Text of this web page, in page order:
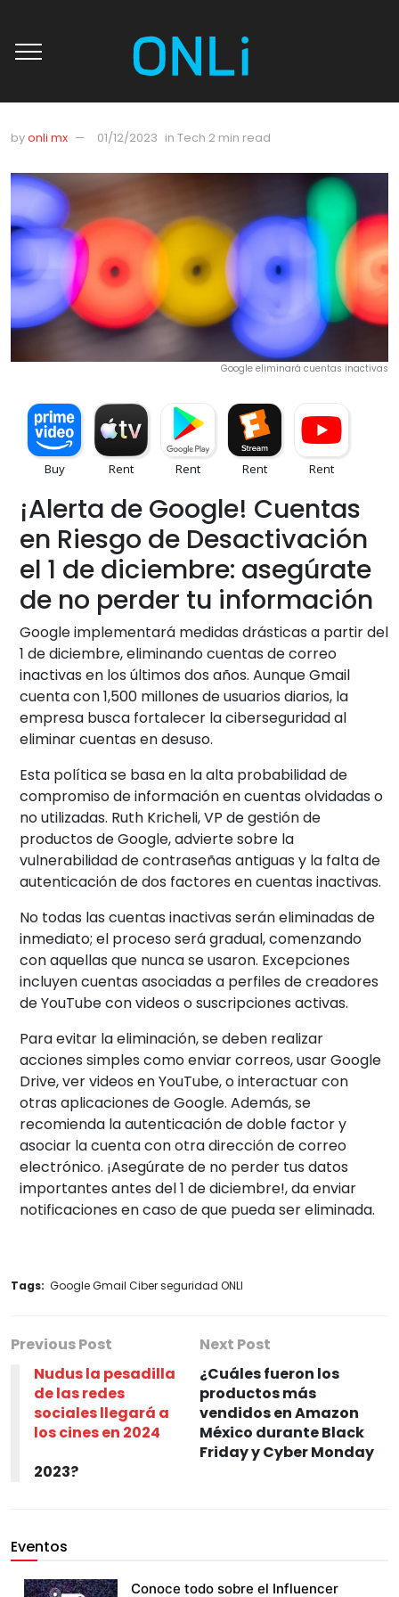
byonli mx 01/12/2023 in Tech 2 min read
Google eliminará cuentas inactivas
¡Alerta de Google! Cuentas
en Riesgo de Desactivación
el 1 de diciembre: asegúrate
de no perder tu información
Google implementará medidas drásticas a partir del
1 de diciembre, eliminando cuentas de correo
inactivas en los últimos dos años. Aunque Gmail
cuenta con 1,500 millones de usuarios diarios, la
empresa busca fortalecer la ciberseguridad al
eliminar cuentas en desuso.
Esta política se basa en la alta probabilidad de
compromiso de información en cuentas olvidadas o
no utilizadas. Ruth Kricheli, VP de gestión de
productos de Google, advierte sobre la
vulnerabilidad de contraseñas antiguas y la falta de
autenticación de dos factores en cuentas inactivas.
No todas las cuentas inactivas serán eliminadas de
inmediato; el proceso será gradual, comenzando
con aquellas que nunca se usaron. Excepciones
incluyen cuentas asociadas a perfiles de creadores
de YouTube con videos o suscripciones activas.
Para evitar la eliminación, se deben realizar
acciones simples como enviar correos, usar Google
Drive, ver videos en YouTube, o interactuar con
otras aplicaciones de Google. Además, se
recomienda la autenticación de doble factor y
asociar la cuenta con otra dirección de correo
electrónico. ¡Asegúrate de no perder tus datos
importantes antes del 1 de diciembre!, da enviar
notificaciones en caso de que pueda ser eliminada.
Tags: Google Gmail Ciber seguridad ONLI
Previous Post
Nudus la pesadilla
de las redes
sociales llegará a
los cines en 2024
Next Post
¿Cuáles fueron los
productos más
vendidos en Amazon
México durante Black
Friday y Cyber Monday
2023?
Eventos
Conoce todo sobre el Influencer